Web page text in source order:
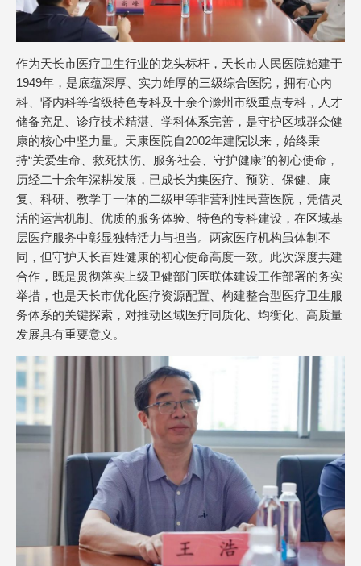
作为天长市医疗卫生行业的龙头标杆，天长市人民医院始建于
1949年，是底蕴深厚、实力雄厚的三级综合医院，拥有心内
科、肾内科等省级特色专科及十余个滁州市级重点专科，人才
储备充足、诊疗技术精湛、学科体系完善，是守护区域群众健
康的核心中坚力量。天康医院自2002年建院以来，始终秉
持“关爱生命、救死扶伤、服务社会、守护健康”的初心使命，
历经二十余年深耕发展，已成长为集医疗、预防、保健、康
复、科研、教学于一体的二级甲等非营利性民营医院，凭借灵
活的运营机制、优质的服务体验、特色的专科建设，在区域基
层医疗服务中彰显独特活力与担当。两家医疗机构虽体制不
同，但守护天长百姓健康的初心使命高度一致。此次深度共建
合作，既是贯彻落实上级卫健部门医联体建设工作部署的务实
举措，也是天长市优化医疗资源配置、构建整合型医疗卫生服
务体系的关键探索，对推动区域医疗同质化、均衡化、高质量
发展具有重要意义。